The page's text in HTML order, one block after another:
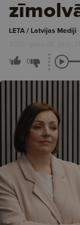
LETA / Latvijas Mediji
2026. gada 06. jūlijs,
1 0